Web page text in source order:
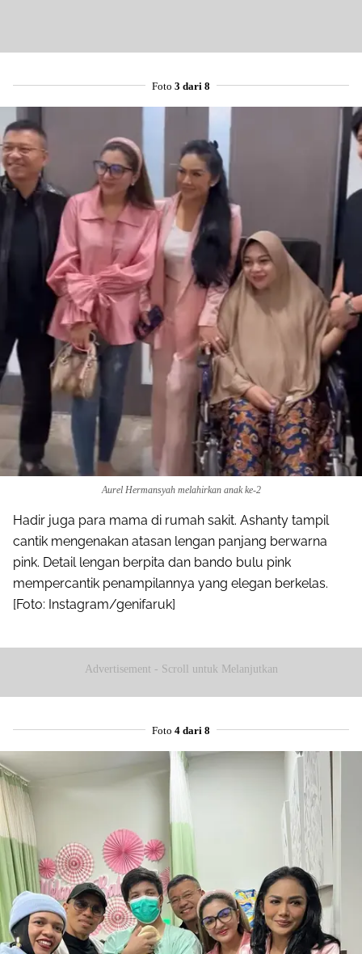
Foto 3 dari 8
Aurel Hermansyah melahirkan anak ke-2
Hadir juga para mama di rumah sakit. Ashanty tampil
cantik mengenakan atasan lengan panjang berwarna
pink. Detail lengan berpita dan bando bulu pink
mempercantik penampilannya yang elegan berkelas.
[Foto: Instagram/genifaruk]
Advertisement - Scroll untuk Melanjutkan
Foto 4 dari 8